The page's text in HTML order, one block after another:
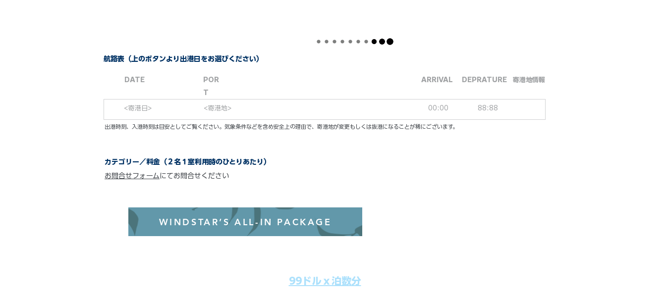
航路表（上のボタンより出港日をお選びください）
DATE
POR
T
ARRIVAL DEPRATURE ​寄港地情報
<寄港日> 00:00 88:88
<寄港地>
​出港時刻、入港時刻は目安としてご覧ください。気象条件などを含め安全上の理由で、寄港地が変更もしくは抜港になることが稀にございます。
カテゴリー／料金（２名１室利用時のひとりあたり）
お問合せフォームにてお問合せください
WINDSTAR’S ALL-IN PACKAGE
99ドルｘ泊数分